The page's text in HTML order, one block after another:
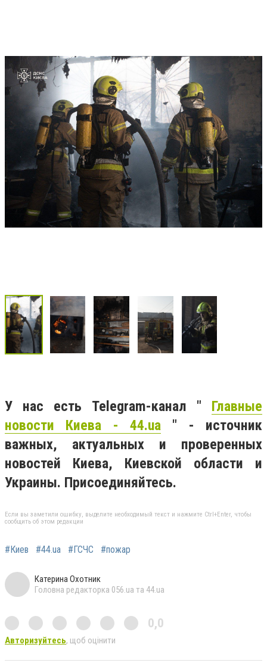
У нас есть Telegram-канал " Главные
новости Киева - 44.ua " - источник
важных, актуальных и проверенных
новостей Киева, Киевской области и
Украины. Присоединяйтесь.
Если вы заметили ошибку, выделите необходимый текст и нажмите Ctrl+Enter, чтобы
сообщить об этом редакции
#Киев #44.ua #ГСЧС #пожар
Катерина Охотник
Головна редакторка 056.ua та 44.ua
0,0
Авторизуйтесь, щоб оцінити